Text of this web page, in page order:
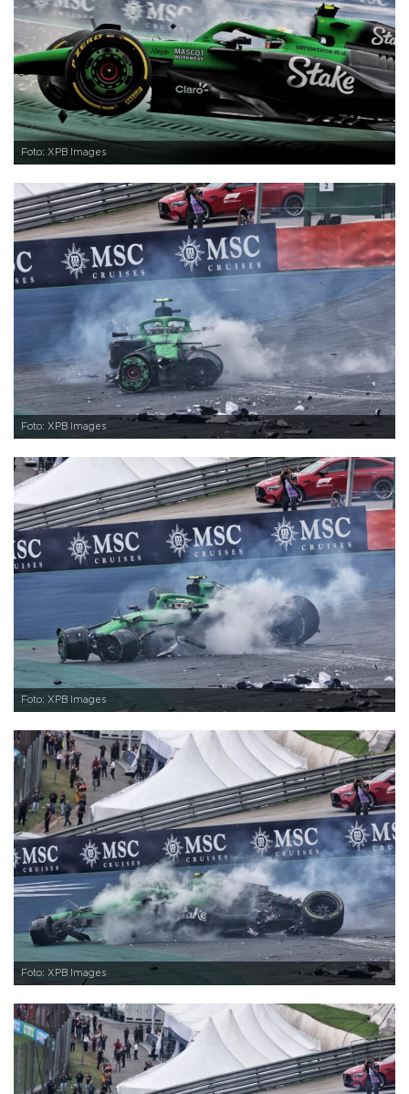
Foto: XPB Images
Foto: XPB Images
Foto: XPB Images
Foto: XPB Images